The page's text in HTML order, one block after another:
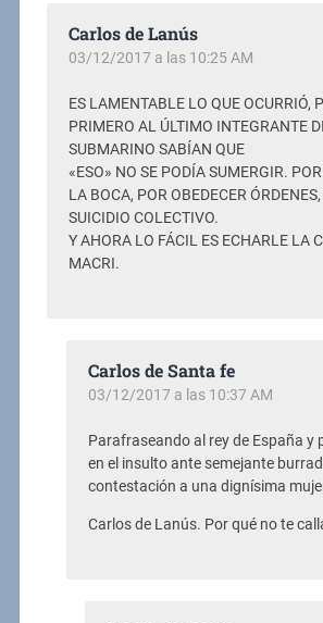
Carlos de Lanús
03/12/2017 a las 10:25 AM
ES LAMENTABLE LO QUE OCURRIÓ,
PRIMERO AL ÚLTIMO INTEGRANTE
SUBMARINO SABÍAN QUE
«ESO» NO SE PODÍA SUMERGIR.
LA BOCA, POR OBEDECER
SUICIDIO COLECTIVO.
Y AHORA LO FÁCIL ES ECHARLE LA
MACRI.
Carlos de Santa fe
03/12/2017 a las 10:37 AM
Parafraseando al rey de España y
en el insulto ante semejante
contestación a una dignísima
Carlos de Lanús. Por qué no te